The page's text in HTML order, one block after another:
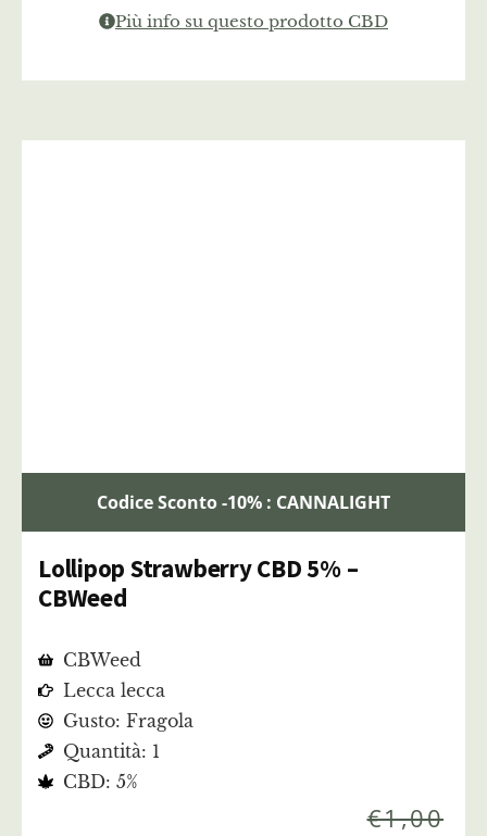
Più info su questo prodotto CBD
Codice Sconto -10% : CANNALIGHT
Lollipop Strawberry CBD 5% –
CBWeed
CBWeed
Lecca lecca
Gusto: Fragola
Quantità: 1
CBD: 5%
€1,00